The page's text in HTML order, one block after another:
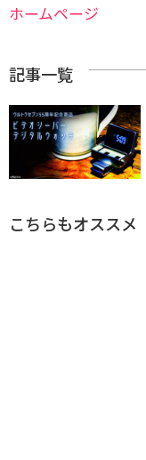
ホームページ
記事一覧
こちらもオススメ